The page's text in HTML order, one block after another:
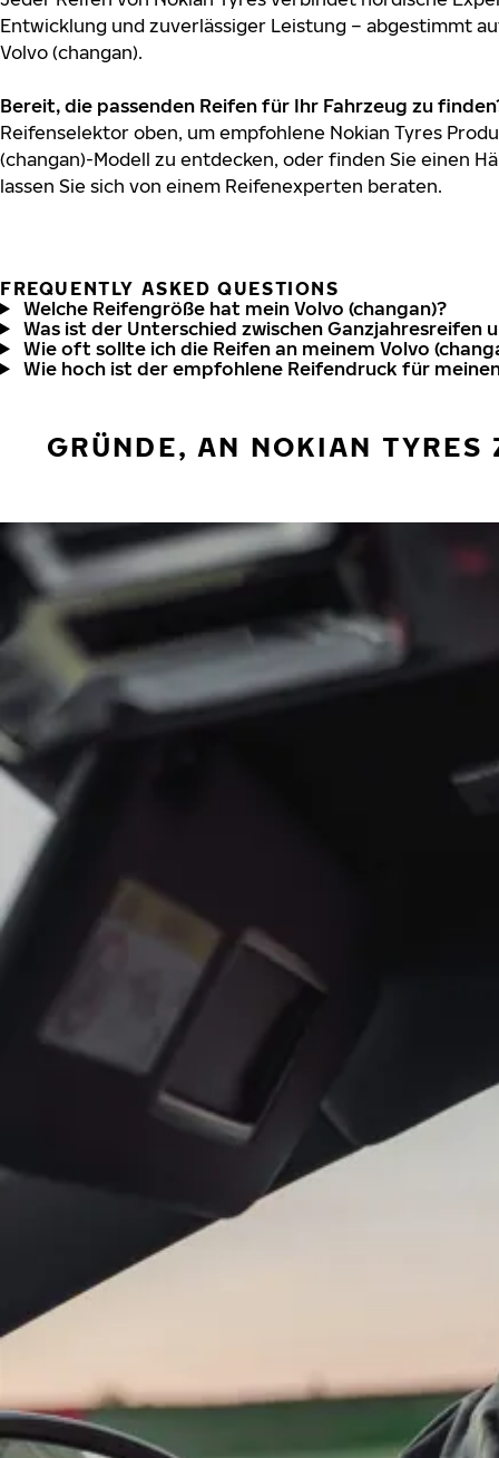
Entwicklung und zuverlässiger Leistung – abgestimmt
Volvo (changan).
Bereit, die passenden Reifen für Ihr Fahrzeug zu
Reifenselektor oben, um empfohlene Nokian Tyres
(changan)-Modell zu entdecken, oder finden Sie einen
lassen Sie sich von einem Reifenexperten beraten.
FREQUENTLY ASKED QUESTIONS
Welche Reifengröße hat mein Volvo (changan)?
Was ist der Unterschied zwischen Ganzjahresreifen
Wie oft sollte ich die Reifen an meinem Volvo
Wie hoch ist der empfohlene Reifendruck für
GRÜNDE, AN NOKIAN TYRES